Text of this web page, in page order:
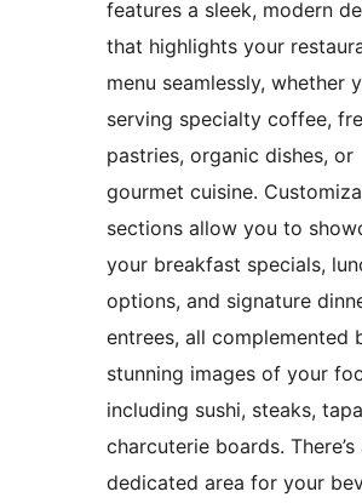
features a sleek, modern
that highlights your
menu seamlessly, whether
serving specialty coffee,
pastries, organic dishes, or
gourmet cuisine.
sections allow you to
your breakfast specials,
options, and signature
entrees, all complemented
stunning images of your
including sushi, steaks,
charcuterie boards. There’s
dedicated area for your